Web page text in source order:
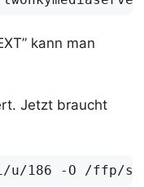
kann man
Jetzt braucht